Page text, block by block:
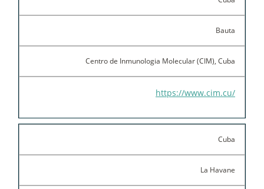
Bauta
Centro de Inmunologia Molecular (CIM), Cuba
https://www.cim.cu/
Cuba
La Havane